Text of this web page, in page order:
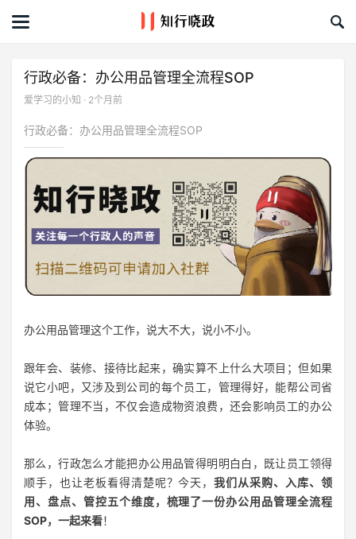
首页
课程&活动
资料库
服务商
礼品创意库
关于我们
登录
注册
行政必备：办公用品管理全流程SOP
爱学习的小知 · 2个月前
行政必备：办公用品管理全流程SOP
办公用品管理这个工作，说大不大，说小不小。
跟年会、装修、接待比起来，确实算不上什么大项目；但如果
说它小吧，又涉及到公司的每个员工，管理得好，能帮公司省
成本；管理不当，不仅会造成物资浪费，还会影响员工的办公
体验。
那么，行政怎么才能把办公用品管得明明白白，既让员工领得
顺手，也让老板看得清楚呢？今天，我们从采购、入库、领
用、盘点、管控五个维度，梳理了一份办公用品管理全流程
SOP，一起来看！